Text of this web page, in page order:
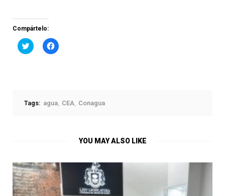
Compártelo:
Haz
clic
una
ventana
Haz
clic
una
Tags: agua CEA Conagua
YOU MAY ALSO LIKE